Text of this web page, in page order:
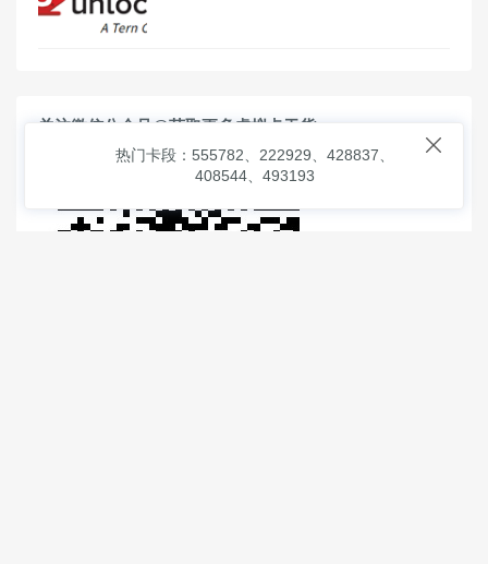
关注微信公众号@获取更多虚拟卡干货

热门卡段：555782、222929、428837、
408544、493193